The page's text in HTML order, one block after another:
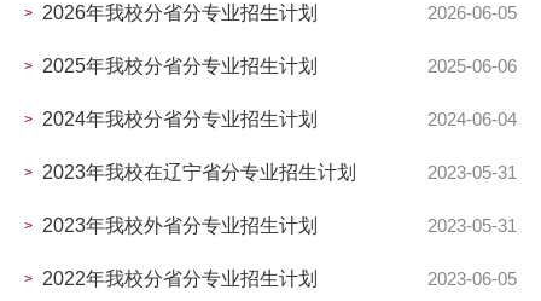
> 2026年我校分省分专业招生计划 2026-06-05
> 2025年我校分省分专业招生计划 2025-06-06
> 2024年我校分省分专业招生计划 2024-06-04
> 2023年我校在辽宁省分专业招生计划 2023-05-31
> 2023年我校外省分专业招生计划 2023-05-31
> 2022年我校分省分专业招生计划 2023-06-05